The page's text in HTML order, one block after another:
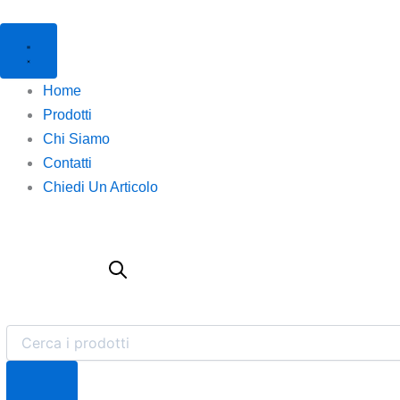
contenuto
Home
Prodotti
Chi Siamo
Contatti
Chiedi Un Articolo
search
search
-
963XL
-
-
3JA29AE